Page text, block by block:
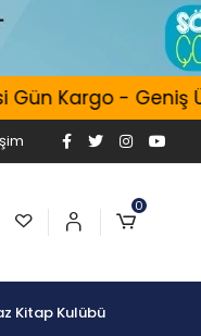
Kargo - Geniş
0
Kitap Kulübü